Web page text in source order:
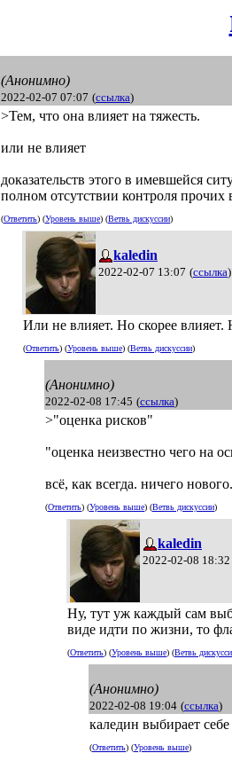
(Анонимно)
2022-02-07 07:07 (ссылка)
>Тем, что она влияет на тяжесть.
или не влияет
доказательств этого в имевшейся
полном отсутствии контроля
(Ответить) (Уровень выше) (Ветвь дискуссии)
kaledin
2022-02-07 13:07 (ссылка)
Или не влияет. Но скорее влияет.
(Ответить) (Уровень выше) (Ветвь дискуссии)
(Анонимно)
2022-02-08 17:45 (ссылка)
>"оценка рисков"
"оценка неизвестно чего на
всё, как всегда. ничего нового.
(Ответить) (Уровень выше) (Ветвь дискуссии)
kaledin
2022-02-08 18:32
Ну, тут уж каждый сам
виде идти по жизни, то
(Ответить) (Уровень выше) (Ветвь
(Анонимно)
2022-02-08 19:04 (ссылка)
каледин выбирает
(Ответить) (Уровень выше)